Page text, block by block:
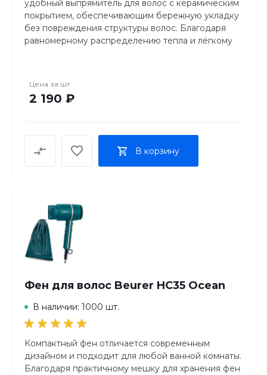
удобный выпрямитель для волос с керамическим
покрытием, обеспечивающим бережную укладку
без повреждения структуры волос. Благодаря
равномерному распределению тепла и лёгкому
и быстрое нагревание делают укладку быстрой и
комфортной.
длина шнура: 1.8 м, поворотный шнур на 360°,
напряжение: 220–240 В, частота: 50/60 Гц,
Цена за шт
2 190 ₽
В корзину
Фен для волос Beurer HC35 Ocean
В наличии: 1000 шт.
Компактный фен отличается современным
дизайном и подходит для любой ванной комнаты.
Благодаря практичному мешку для хранения фен